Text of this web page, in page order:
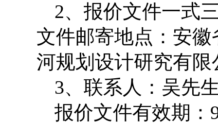
2、报价文件一式
文件邮寄地点：安
河规划设计研究有限
3、联系人：吴先
报价文件有效期：